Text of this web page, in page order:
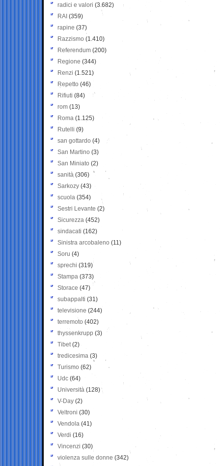
radici e valori (3.682)
RAI (359)
rapine (37)
Razzismo (1.410)
Referendum (200)
Regione (344)
Renzi (1.521)
Repetto (46)
Rifiuti (84)
rom (13)
Roma (1.125)
Rutelli (9)
san gottardo (4)
San Martino (3)
San Miniato (2)
sanità (306)
Sarkozy (43)
scuola (354)
Sestri Levante (2)
Sicurezza (452)
sindacati (162)
Sinistra arcobaleno (11)
Soru (4)
sprechi (319)
Stampa (373)
Storace (47)
subappalti (31)
televisione(244)
terremoto (402)
thyssenkrupp (3)
Tibet(2)
tredicesima (3)
Turismo (62)
Udc (64)
Università (128)
V-Day (2)
Veltroni (30)
Vendola (41)
Verdi (16)
Vincenzi (30)
violenza sulle donne (342)